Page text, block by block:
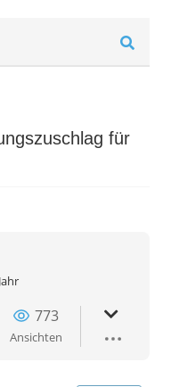
für
773
Ansichten